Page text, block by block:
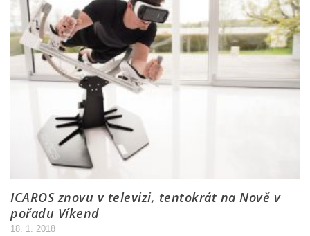
ICAROS znovu v televizi, tentokrát na Nově v
pořadu Víkend
18. 1. 2018